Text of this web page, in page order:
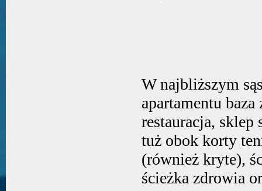
W najbliższym
apartamentu
restauracja, sklep
tuż obok korty
(również kryte),
ścieżka zdrowia